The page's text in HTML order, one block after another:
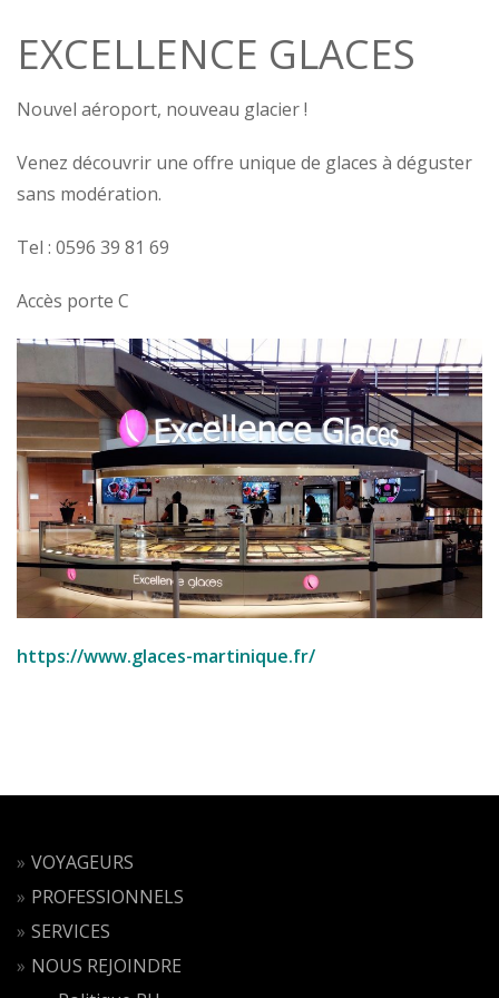
EXCELLENCE GLACES
Nouvel aéroport, nouveau glacier !
Venez découvrir une offre unique de glaces à déguster
sans modération.
Tel : 0596 39 81 69
Accès porte C
https://www.glaces-martinique.fr/
VOYAGEURS
PROFESSIONNELS
SERVICES
NOUS REJOINDRE